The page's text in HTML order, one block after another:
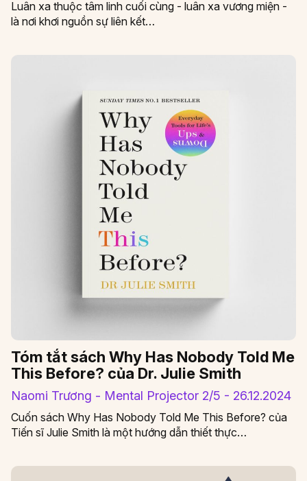
Luân xa thuộc tâm linh cuối cùng - luân xa vương miện -
là nơi khơi nguồn sự liên kết…
Tóm tắt sách Why Has Nobody Told Me
This Before? của Dr. Julie Smith
Naomi Trương - Mental Projector 2/5 - 26.12.2024
Cuốn sách Why Has Nobody Told Me This Before? của
Tiến sĩ Julie Smith là một hướng dẫn thiết thực…